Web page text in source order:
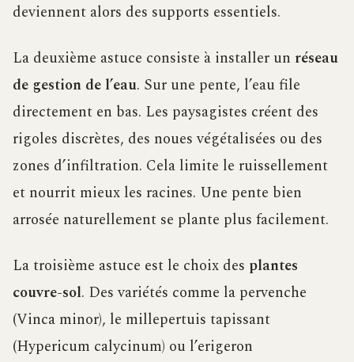
deviennent alors des supports essentiels.
La deuxième astuce consiste à installer un réseau
de gestion de l’eau. Sur une pente, l’eau file
directement en bas. Les paysagistes créent des
rigoles discrètes, des noues végétalisées ou des
zones d’infiltration. Cela limite le ruissellement
et nourrit mieux les racines. Une pente bien
arrosée naturellement se plante plus facilement.
La troisième astuce est le choix des plantes
couvre-sol. Des variétés comme la pervenche
(Vinca minor), le millepertuis tapissant
(Hypericum calycinum) ou l’erigeron